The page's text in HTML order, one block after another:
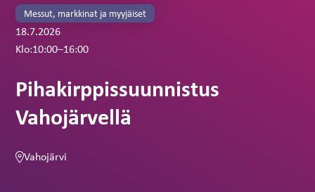
Messut, markkinat ja myyjäiset
18.7.2026
Klo:10:00–16:00
Pihakirppissuunnistus
Vahojärvellä
Vahojärvi